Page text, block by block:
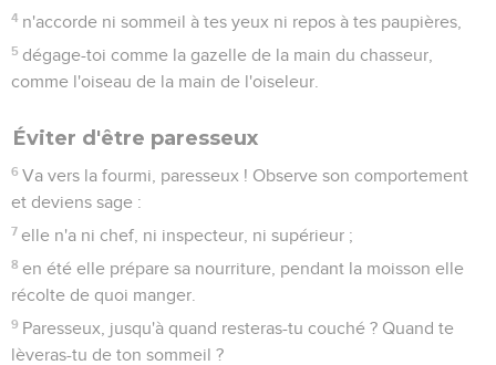
4 n'accorde ni sommeil à tes yeux ni repos à tes paupières,
5 dégage-toi comme la gazelle de la main du chasseur,
comme l'oiseau de la main de l'oiseleur.
Éviter d'être paresseux
6 Va vers la fourmi, paresseux ! Observe son comportement
et deviens sage :
7 elle n'a ni chef, ni inspecteur, ni supérieur ;
8 en été elle prépare sa nourriture, pendant la moisson elle
récolte de quoi manger.
9 Paresseux, jusqu'à quand resteras-tu couché ? Quand te
lèveras-tu de ton sommeil ?